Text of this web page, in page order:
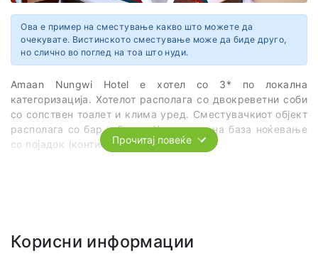
Ова е пример на сместување какво што можете да
очекувате. Вистинското сместување може да биде друго,
но слично во поглед на тоа што нуди.
Amaan Nungwi Hotel е хотел со 3* по локална
категоризација. Хотелот располага со двокреветни соби
со сопствен тоалет и клима уред. Сместувачкиот објект
располага со бар и базен. Услугата е на база ноќевање
со појадок (континентален појадок).
Прочитај повеќе
Корисни информации